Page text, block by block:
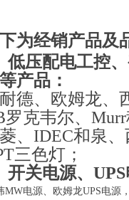
为经销产品及
低压配电工控、
产品 ：
德、欧姆龙、
罗克韦尔、Murr
、IDEC和泉
三色灯；
开关电源、 UPS
MW电源、欧姆龙UPS电源